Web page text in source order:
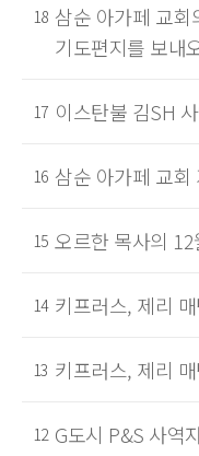
18 삼순 아가페 교회
기도편지를 보내
17 이스탄불 김SH
16 삼순 아가페 교회
15 오르한 목사의 12
14 키프러스, 제리
13 키프러스, 제리
12 G도시 P&S 사역